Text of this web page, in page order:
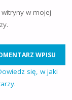
w mojej
się, w jaki